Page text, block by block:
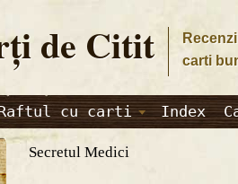
de Citit
carti
cu carti Index
Secretul Medici